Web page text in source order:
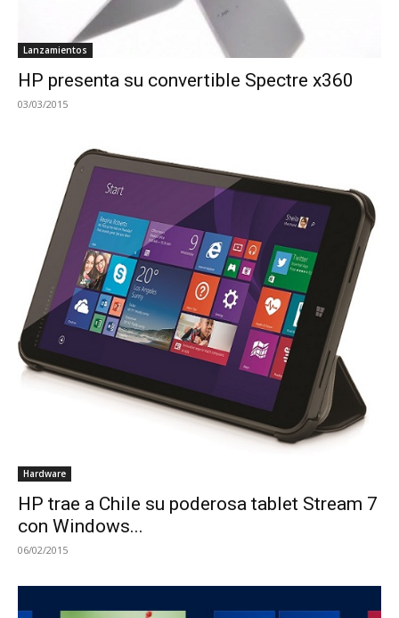
Lanzamientos
HP presenta su convertible Spectre x360
03/03/2015
Hardware
HP trae a Chile su poderosa tablet Stream 7
con Windows...
06/02/2015